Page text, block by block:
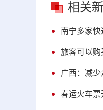
相关
南宁多家
旅客可以购
广西：减
春运火车